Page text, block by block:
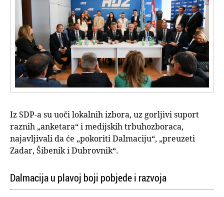
Iz SDP-a su uoči lokalnih izbora, uz gorljivi suport
raznih „anketara“ i medijskih trbuhozboraca,
najavljivali da će „pokoriti Dalmaciju“, „preuzeti
Zadar, Šibenik i Dubrovnik“.
Dalmacija u plavoj boji pobjede i razvoja